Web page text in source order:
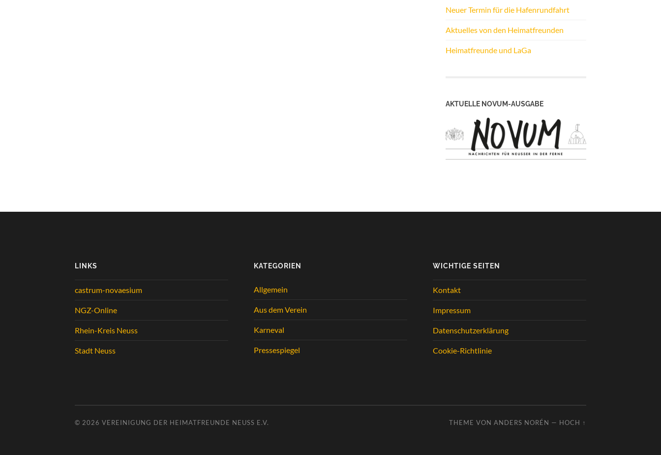
Neuer Termin für die Hafenrundfahrt
Aktuelles von den Heimatfreunden
Heimatfreunde und LaGa
AKTUELLE NOVUM-AUSGABE
LINKS
castrum-novaesium
NGZ-Online
Rhein-Kreis Neuss
Stadt Neuss
KATEGORIEN
Allgemein
Aus dem Verein
Karneval
Pressespiegel
WICHTIGE SEITEN
Kontakt
Impressum
Datenschutzerklärung
Cookie-Richtlinie
© 2026 VEREINIGUNG DER HEIMATFREUNDE NEUSS E.V. THEME VON ANDERS NORÉN — HOCH ↑